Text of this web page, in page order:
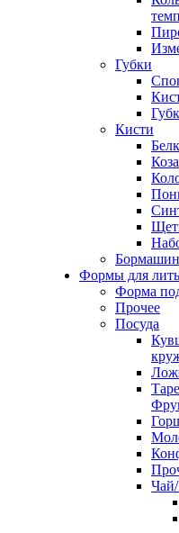
Губки
Кисти
Коза
Формы для
Форма
Прочее
Посуда